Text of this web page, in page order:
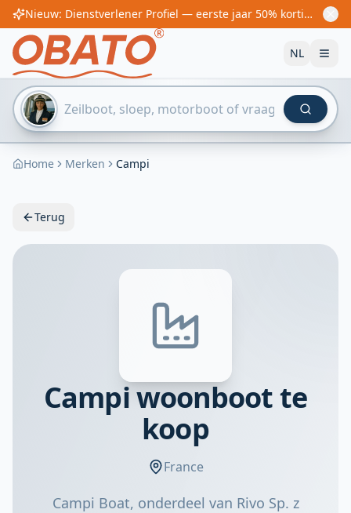
Nieuw: Dienstverlener Profiel — eerste jaar 50% korting! Vanaf €60/jaar
NL
Home Merken Campi
Terug
Campi woonboot te
koop
France
Campi Boat, onderdeel van Rivo Sp. z